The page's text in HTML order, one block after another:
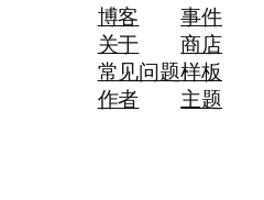
博客
关于
常见问题
作者
事件
商店
样板
主题